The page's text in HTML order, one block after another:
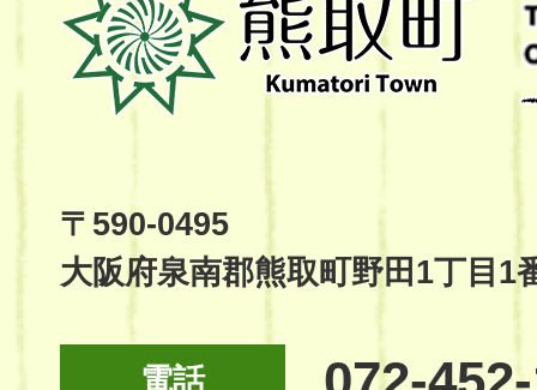
取
町
Kumatori
Site
〒590-0495
大阪府泉南郡熊取町野田1丁目1
電話